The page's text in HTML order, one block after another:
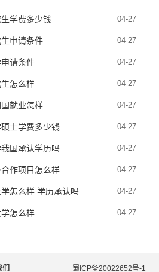
学费多少钱 04-27
申请条件 04-27
请条件 04-27
怎么样 04-27
就业怎样 04-27
士学费多少钱 04-27
国承认学历吗 04-27
作项目怎么样 04-27
怎么样 学历承认吗 04-27
怎么样 04-27
们 蜀ICP备20022652号-1